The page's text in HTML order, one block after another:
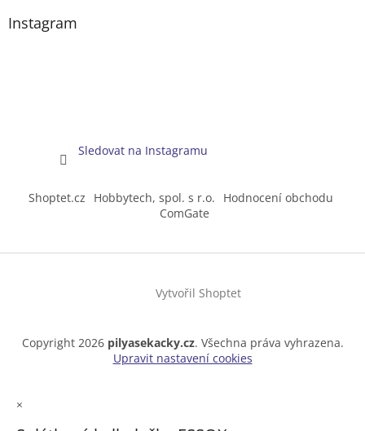
Instagram
Sledovat na Instagramu
Shoptet.cz Hobbytech, spol. s r.o.
Hodnocení obchodu
ComGate
Vytvořil Shoptet
Copyright 2026 pilyasekacky.cz. Všechna práva vyhrazena.
Upravit nastavení cookies
×